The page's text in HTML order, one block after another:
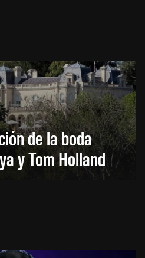
de la boda
y Tom Holland